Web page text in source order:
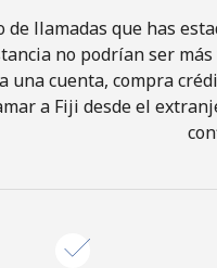
de llamadas que has
no podrían ser
una cuenta, compra
a Fiji desde el